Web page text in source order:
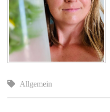
Allgemein